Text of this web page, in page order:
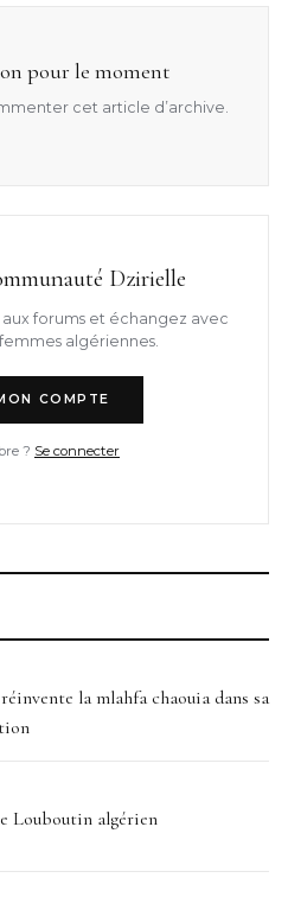
pour le moment
cet article d’archive.
Dzirielle
forums et échangez avec
algériennes.
COMPTE
? Se connecter
la mlahfa chaouia dans sa
Louboutin algérien